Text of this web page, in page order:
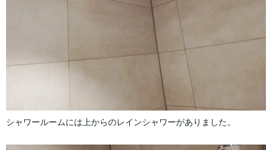
シャワールームには上からのレインシャワーがありました。